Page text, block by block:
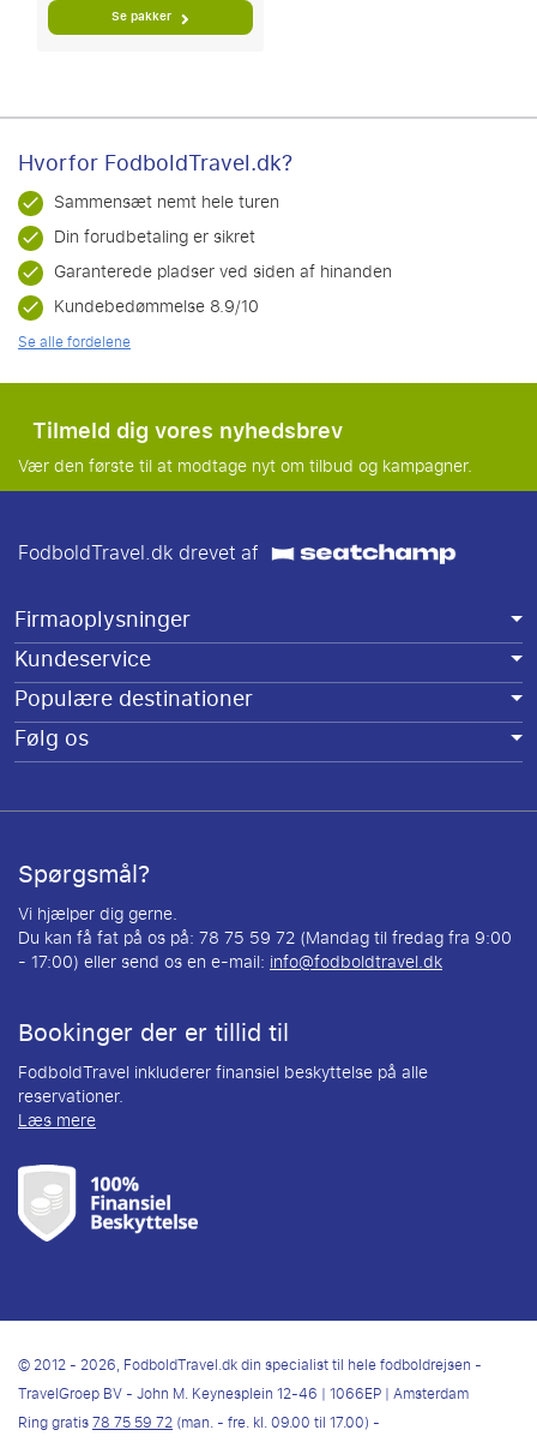
Se pakker
Hvorfor FodboldTravel.dk?
Sammensæt nemt hele turen
Din forudbetaling er sikret
Garanterede pladser ved siden af hinanden
Kundebedømmelse 8.9/10
Se alle fordelene
Tilmeld dig vores nyhedsbrev
Vær den første til at modtage nyt om tilbud og kampagner.
FodboldTravel.dk drevet af
Firmaoplysninger
Kundeservice
Populære destinationer
Følg os
Spørgsmål?
Vi hjælper dig gerne.
Du kan få fat på os på: 78 75 59 72 (Mandag til fredag fra 9:00
- 17:00) eller send os en e-mail: info@fodboldtravel.dk
Bookinger der er tillid til
FodboldTravel inkluderer finansiel beskyttelse på alle
reservationer.
Læs mere
© 2012 - 2026, FodboldTravel.dk din specialist til hele fodboldrejsen -
TravelGroep BV - John M. Keynesplein 12-46 | 1066EP | Amsterdam
Ring gratis78 75 59 72(man. - fre. kl. 09.00 til 17.00) -